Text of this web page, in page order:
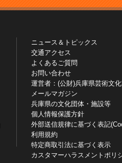
ニュース＆トピックス
交通アクセス
よくあるご質問
お問い合わせ
運営者：(公財)兵庫県芸術文
メールマガジン
兵庫県の文化団体・施設等
個人情報保護方針
外部送信規律に基づく表記
利用規約
特定商取引法に基づく表示
カスタマーハラスメントポリ